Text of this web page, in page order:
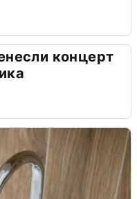
концерт